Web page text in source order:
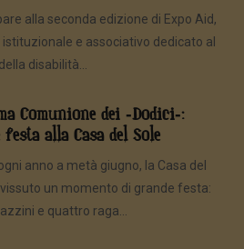
alla seconda edizione di Expo Aid,
istituzionale e associativo dedicato al
disabilità...
Comunione dei -Dodici-:
festa alla Casa del Sole
anno a metà giugno, la Casa del
un momento di grande festa:
e quattro raga...